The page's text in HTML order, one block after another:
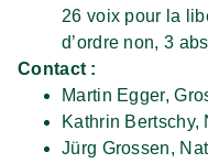
26 voix pour la
d’ordre non, 3
Contact :
Martin Egger,
Kathrin Bertschy,
Jürg Grossen,